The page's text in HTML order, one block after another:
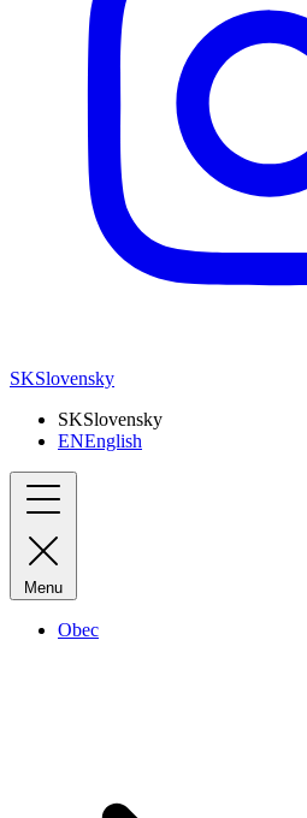
SKSlovensky
SKSlovensky
ENEnglish
Menu
Obec